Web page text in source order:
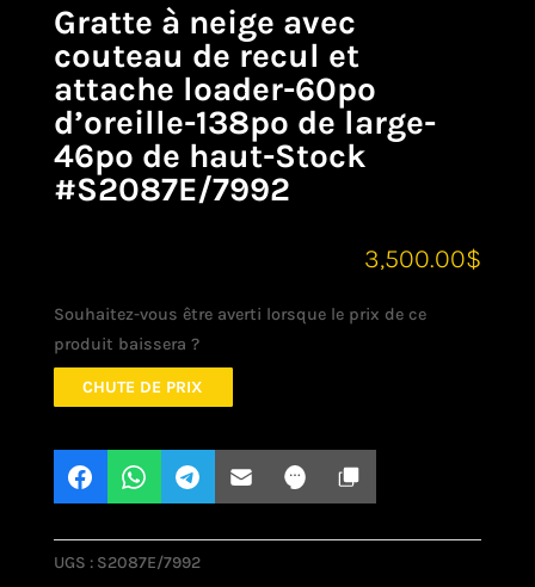
Gratte à neige avec
couteau de recul et
attache loader-60po
d’oreille-138po de large-
46po de haut-Stock
#S2087E/7992
3,500.00$
Souhaitez-vous être averti lorsque le prix de ce
produit baissera ?
CHUTE DE PRIX
UGS : S2087E/7992